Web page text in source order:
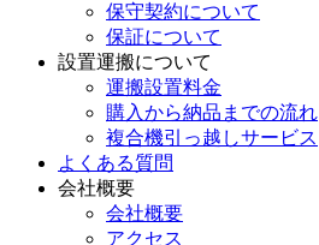
保守契約について
保証について
設置運搬について
運搬設置料金
購入から納品までの流れ
複合機引っ越しサービス
よくある質問
会社概要
会社概要
アクセス